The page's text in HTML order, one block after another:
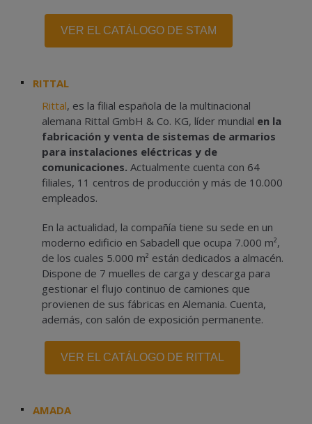
VER EL CATÁLOGO DE STAM
RITTAL
Rittal, es la filial española de la multinacional
alemana Rittal GmbH & Co. KG, líder mundial en la
fabricación y venta de sistemas de armarios
para instalaciones eléctricas y de
comunicaciones. Actualmente cuenta con 64
filiales, 11 centros de producción y más de 10.000
empleados.
En la actualidad, la compañía tiene su sede en un
moderno edificio en Sabadell que ocupa 7.000 m²,
de los cuales 5.000 m² están dedicados a almacén.
Dispone de 7 muelles de carga y descarga para
gestionar el flujo continuo de camiones que
provienen de sus fábricas en Alemania. Cuenta,
además, con salón de exposición permanente.
VER EL CATÁLOGO DE RITTAL
AMADA